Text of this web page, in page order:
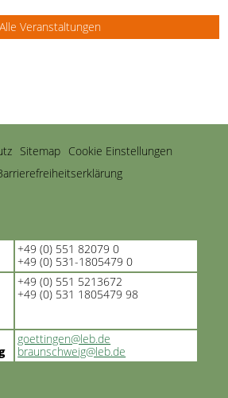
Alle Veranstaltungen
Sitemap Cookie Einstellungen
+49 (0) 551 82079 0
+49 (0) 531-1805479 0
+49 (0) 551 5213672
+49 (0) 531 1805479 98
goettingen@leb.de
braunschweig@leb.de